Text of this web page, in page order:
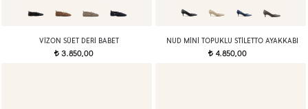
VIZON SÜET DERI BABET
t 3.850,00
NUD MINI TOPUKLU STILETTO AYAKKABI
t 4.850,00